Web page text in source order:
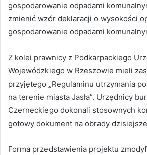
gospodarowanie odpadami
zmienić wzór deklaracji o wysokości
gospodarowanie odpadami
Z kolei prawnicy z Podkarpackiego
Wojewódzkiego w Rzeszowie mieli
przyjętego „Regulaminu utrzymania
na terenie miasta Jasła”. Urzędnicy
Czerneckiego dokonali stosownych
gotowy dokument na obrady
Forma przedstawienia projektu